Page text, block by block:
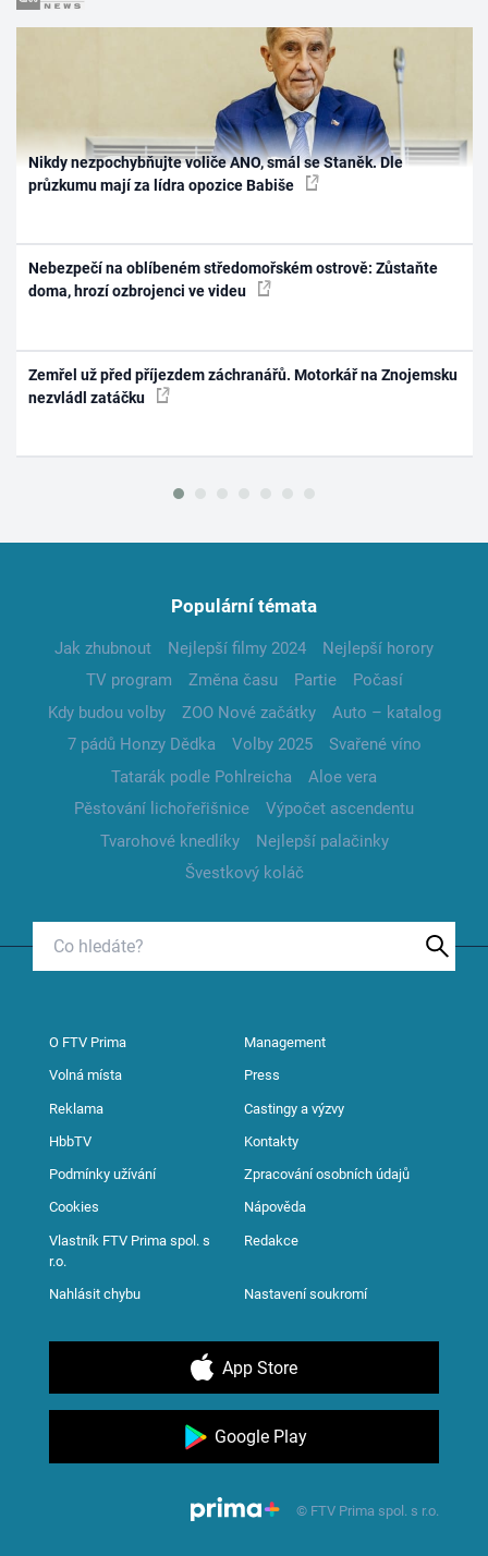
Nikdy nezpochybňujte voliče ANO, smál se Staněk. Dle
průzkumu mají za lídra opozice Babiše
Nebezpečí na oblíbeném středomořském ostrově: Zůstaňte
doma, hrozí ozbrojenci ve videu
Zemřel už před příjezdem záchranářů. Motorkář na Znojemsku
nezvládl zatáčku
Populární témata
Jak zhubnout Nejlepší filmy 2024
Nejlepší horory
TV program
Změna času Partie
Počasí
Kdy budou volby
ZOO Nové začátky
Auto – katalog
7 pádů Honzy Dědka
Volby 2025
Svařené víno
Tatarák podle Pohlreicha
Aloe vera
Pěstování lichořeřišnice
Výpočet ascendentu
Tvarohové knedlíky
Nejlepší palačinky
Švestkový koláč
O FTV Prima Management
Volná místa Press
Reklama Castingy a výzvy
HbbTV Kontakty
Podmínky užívání Zpracování osobních údajů
Cookies Nápověda
Vlastník FTV Prima spol. s
r.o.
Redakce
Nahlásit chybu Nastavení soukromí
App Store
Google Play
© FTV Prima spol. s r.o.